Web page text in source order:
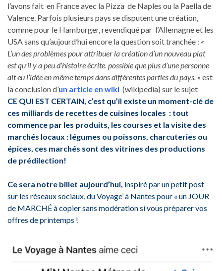
l’avons fait en France avec la Pizza de Naples ou la Paella de
Valence. Parfois plusieurs pays se disputent une création,
comme pour le Hamburger, revendiqué par l’Allemagne et les
USA sans qu’aujourd’hui encore la question soit tranchée : «
L’un des problèmes pour attribuer la création d’un nouveau plat
est qu’il y a peu d’histoire écrite. possible que plus d’une personne
ait eu l’idée en même temps dans différentes parties du pays. » est
la conclusion d’un article en wiki (wikipedia) sur le sujet
CE QUI EST CERTAIN, c’est qu’il existe un moment-clé de
ces milliards de recettes de cuisines locales : tout
commence par les produits, les courses et la visite des
marchés locaux : légumes ou poissons, charcuteries ou
épices, ces marchés sont des vitrines des productions
de prédilection!
Ce sera notre billet aujourd’hui, inspiré par un petit post
sur les réseaux sociaux, du Voyage’ à Nantes pour « un JOUR
de MARCHÉ à copier sans modération si vous préparer vos
offres de printemps !